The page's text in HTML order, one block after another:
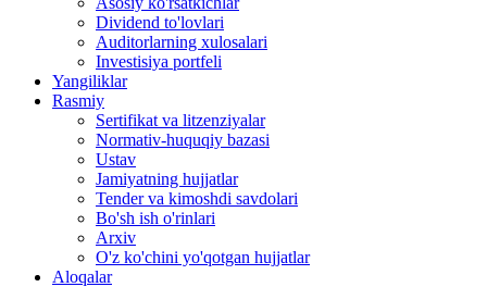
Dividend to'lovlari
Auditorlarning xulosalari
Investisiya portfeli
Yangiliklar
Rasmiy
Sertifikat va litzenziyalar
Normativ-huquqiy bazasi
Ustav
Jamiyatning hujjatlar
Tender va kimoshdi savdolari
Bo'sh ish o'rinlari
Arxiv
O'z ko'chini yo'qotgan hujjatlar
Aloqalar